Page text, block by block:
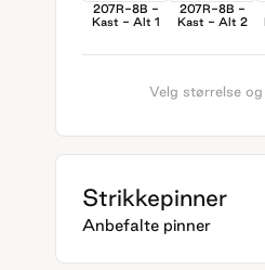
207R-8B -
Kast - Alt 1
207R-8B -
Kast - Alt 2
Velg størrelse
Strikkepinner
Anbefalte pinner